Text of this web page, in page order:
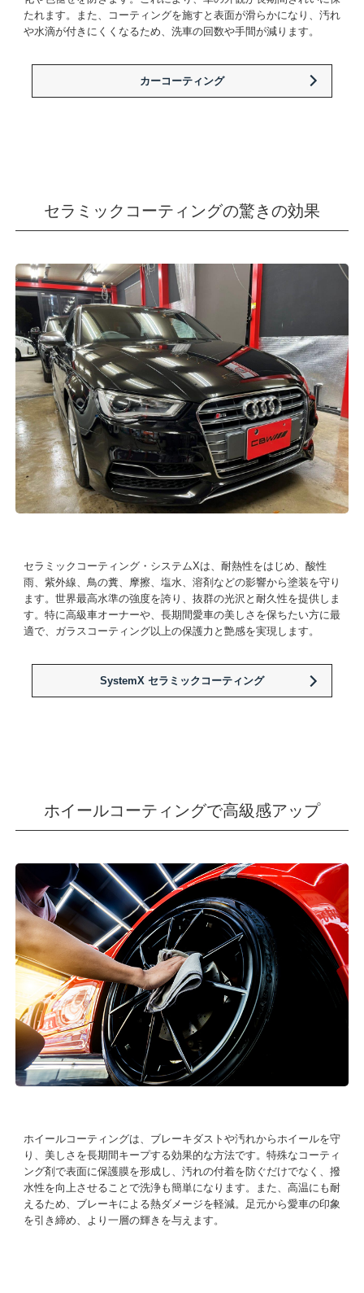
たれます。また、コーティングを施すと表面が滑らかになり、汚れ
や水滴が付きにくくなるため、洗車の回数や手間が減ります。
カーコーティング
セラミックコーティングの驚きの効果
セラミックコーティング・システムXは、耐熱性をはじめ、酸性
雨、紫外線、鳥の糞、摩擦、塩水、溶剤などの影響から塗装を守り
ます。世界最高水準の強度を誇り、抜群の光沢と耐久性を提供しま
す。特に高級車オーナーや、長期間愛車の美しさを保ちたい方に最
適で、ガラスコーティング以上の保護力と艶感を実現します。
SystemX セラミックコーティング
ホイールコーティングで高級感アップ
ホイールコーティングは、ブレーキダストや汚れからホイールを守
り、美しさを長期間キープする効果的な方法です。特殊なコーティ
ング剤で表面に保護膜を形成し、汚れの付着を防ぐだけでなく、撥
水性を向上させることで洗浄も簡単になります。また、高温にも耐
えるため、ブレーキによる熱ダメージを軽減。足元から愛車の印象
を引き締め、より一層の輝きを与えます。